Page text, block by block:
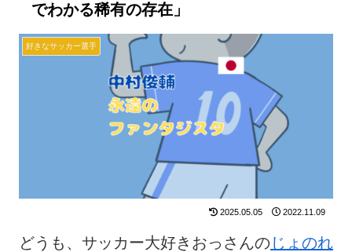
でわかる稀有の存在」
好きなサッカー選手
2025.05.05 2022.11.09
どうも、サッカー大好きおっさんの じょのれ